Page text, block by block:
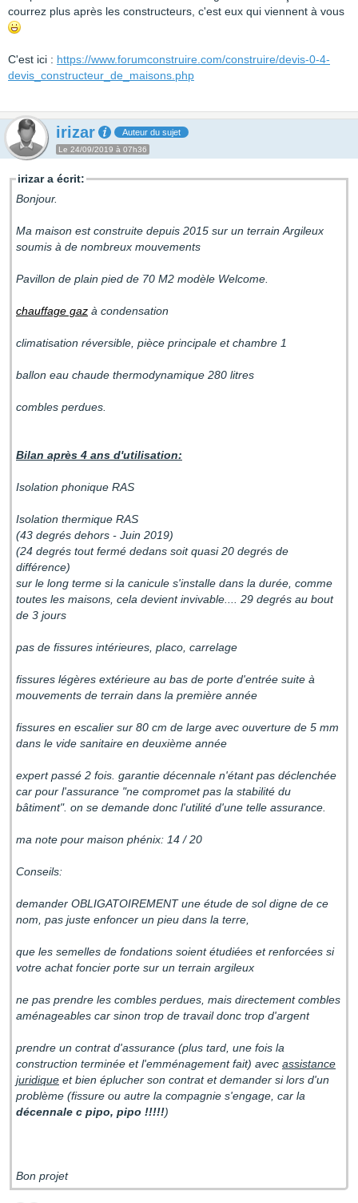
courrez plus après les constructeurs, c'est eux qui viennent à vous
C'est ici : https://www.forumconstruire.com/construire/devis-0-4-
devis_constructeur_de_maisons.php
irizar Auteur du sujet
Le 24/09/2019 à 07h36
irizar a écrit:
Bonjour.
Ma maison est construite depuis 2015 sur un terrain Argileux
soumis à de nombreux mouvements
Pavillon de plain pied de 70 M2 modèle Welcome.
chauffage gaz à condensation
climatisation réversible, pièce principale et chambre 1
ballon eau chaude thermodynamique 280 litres
combles perdues.
Bilan après 4 ans d'utilisation:
Isolation phonique RAS
Isolation thermique RAS
(43 degrés dehors - Juin 2019)
(24 degrés tout fermé dedans soit quasi 20 degrés de
différence)
sur le long terme si la canicule s'installe dans la durée, comme
toutes les maisons, cela devient invivable.... 29 degrés au bout
de 3 jours
pas de fissures intérieures, placo, carrelage
fissures légères extérieure au bas de porte d'entrée suite à
mouvements de terrain dans la première année
fissures en escalier sur 80 cm de large avec ouverture de 5 mm
dans le vide sanitaire en deuxième année
expert passé 2 fois. garantie décennale n'étant pas déclenchée
car pour l'assurance "ne compromet pas la stabilité du
bâtiment". on se demande donc l'utilité d'une telle assurance.
ma note pour maison phénix: 14 / 20
Conseils:
demander OBLIGATOIREMENT une étude de sol digne de ce
nom, pas juste enfoncer un pieu dans la terre,
que les semelles de fondations soient étudiées et renforcées si
votre achat foncier porte sur un terrain argileux
ne pas prendre les combles perdues, mais directement combles
aménageables car sinon trop de travail donc trop d'argent
prendre un contrat d'assurance (plus tard, une fois la
construction terminée et l'emménagement fait) avec assistance
juridique et bien éplucher son contrat et demander si lors d'un
problème (fissure ou autre la compagnie s'engage, car la
décennale c pipo, pipo !!!!!)
Bon projet